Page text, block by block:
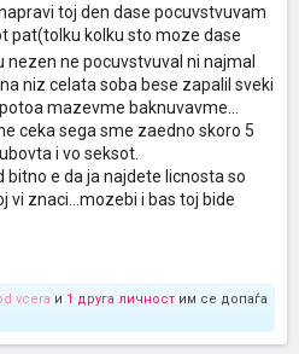
toj den dase pocuvstvuvam
pat(tolku kolku sto moze dase
nezen ne pocuvstvuval ni najmal
niz celata soba bese zapalil sveki
mazevme baknuvavme...
ceka sega sme zaedno skoro 5
i vo seksot.
bitno e da ja najdete licnosta so
vi znaci...mozebi i bas toj bide
vcera и 1 друга личност им се допаѓа